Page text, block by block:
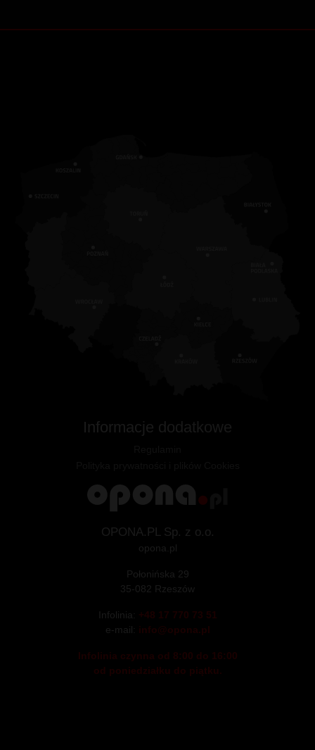
Informacje dodatkowe
OPONA.PL Sp. z o.o.
opona.pl
Połonińska 29
35-082 Rzeszów
Infolinia: +48 17 770 73 51
e-mail: info@opona.pl
Infolinia czynna od 8:00 do 16:00
od poniedziałku do piątku.